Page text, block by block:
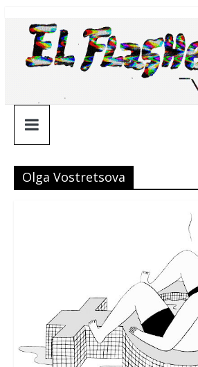
contenido
¯\_(ツ)_/
¯
Olga Vostretsova